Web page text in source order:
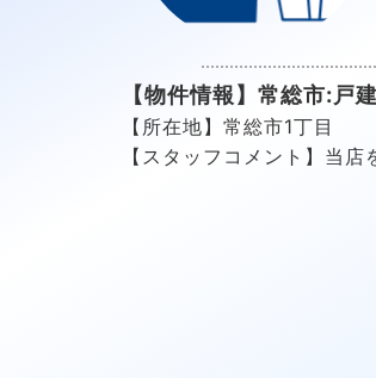
【物件情報】常総市:戸
【所在地】常総市1丁目
【スタッフコメント】当